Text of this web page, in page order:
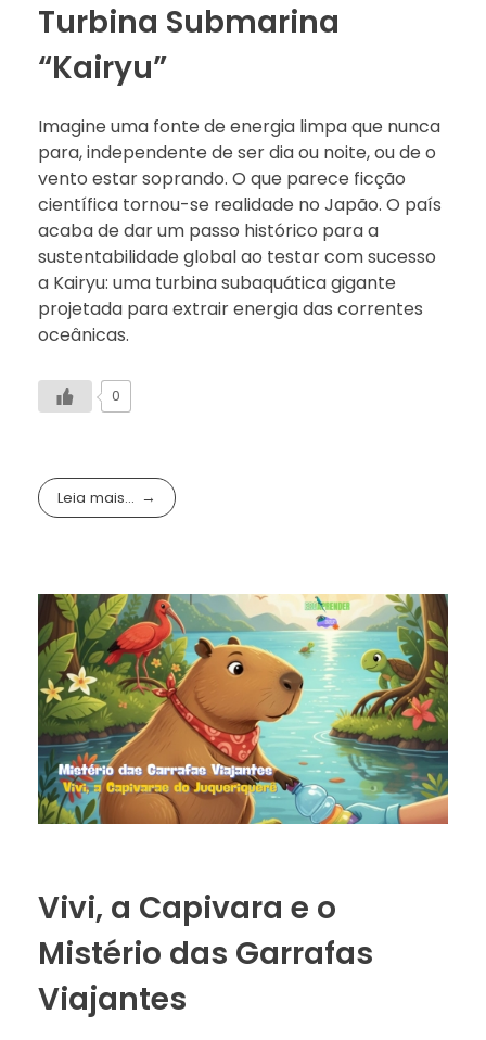
Turbina Submarina
“Kairyu”
Imagine uma fonte de energia limpa que nunca
para, independente de ser dia ou noite, ou de o
vento estar soprando. O que parece ficção
científica tornou-se realidade no Japão. O país
acaba de dar um passo histórico para a
sustentabilidade global ao testar com sucesso
a Kairyu: uma turbina subaquática gigante
projetada para extrair energia das correntes
oceânicas.
0
Leia mais...
Vivi, a Capivara e o
Mistério das Garrafas
Viajantes